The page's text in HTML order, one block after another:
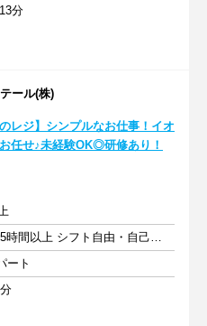
分
ール(株)
のレジ】シンプルなお仕事！イオ
任せ♪未経験OK◎研修あり！
週3日以上 1日5時間以上 シフト自由・自己申告
ート